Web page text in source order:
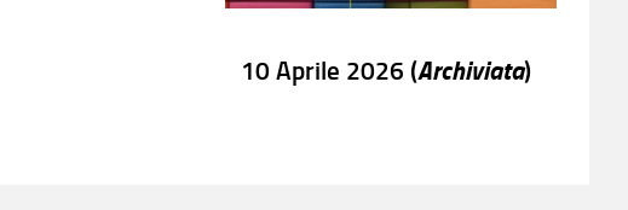
10 Aprile 2026 (Archiviata)